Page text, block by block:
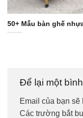
50+ Mẫu bàn ghế
Để lại một
Email của bạn
Các trường bắt